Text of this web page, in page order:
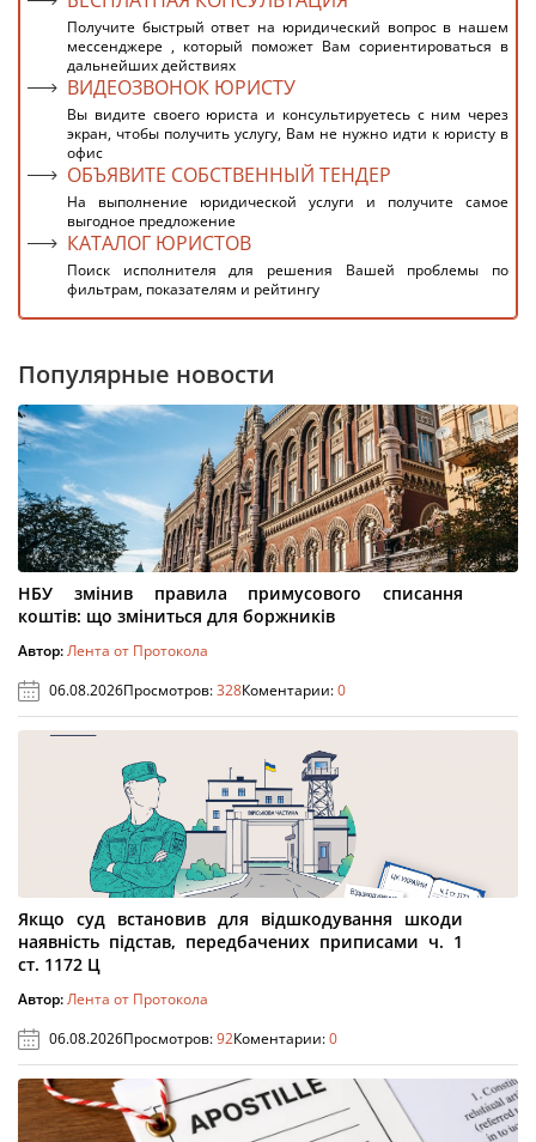
Получите быстрый ответ на юридический вопрос в нашем
мессенджере , который поможет Вам сориентироваться в
дальнейших действиях
ВИДЕОЗВОНОК ЮРИСТУ
Вы видите своего юриста и консультируетесь с ним через
экран, чтобы получить услугу, Вам не нужно идти к юристу в
офис
ОБЪЯВИТЕ СОБСТВЕННЫЙ ТЕНДЕР
На выполнение юридической услуги и получите самое
выгодное предложение
КАТАЛОГ ЮРИСТОВ
Поиск исполнителя для решения Вашей проблемы по
фильтрам, показателям и рейтингу
Популярные новости
НБУ змінив правила примусового списання
коштів: що зміниться для боржників
Автор:Лента от Протокола
06.08.2026Просмотров:328Коментарии:0
Якщо суд встановив для відшкодування шкоди
наявність підстав, передбачених приписами ч. 1
ст. 1172 Ц
Автор:Лента от Протокола
06.08.2026Просмотров:92Коментарии:0